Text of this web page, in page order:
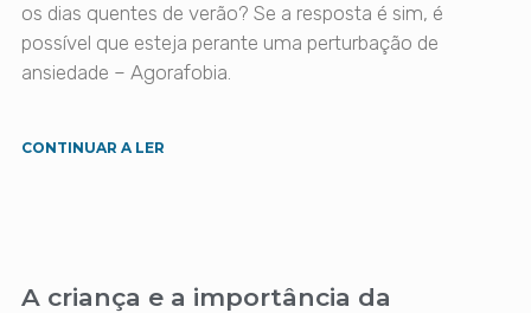
os dias quentes de verão? Se a resposta é sim, é
possível que esteja perante uma perturbação de
ansiedade – Agorafobia.
CONTINUAR A LER
A criança e a importância da